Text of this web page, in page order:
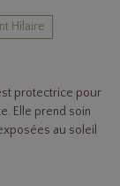
Hilaire
protectrice pour
Elle prend soin
au soleil